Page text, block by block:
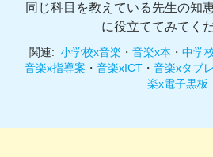
同じ科目を教えている先生の知
に役立ててみてく
関連: 小学校x音楽 ・ 音楽x本 ・ 中学
音楽x指導案 ・ 音楽xICT・ 音楽xタブ
楽x電子黒板